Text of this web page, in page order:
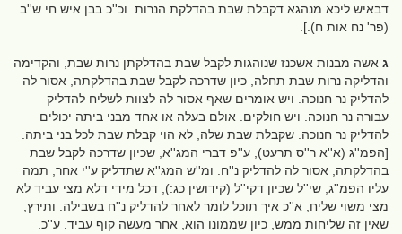
דבאיש ליכא מנהגא דקבלת שבת בהדלקת הנרות. וכ''כ בבן איש חי ש''ב
(פר' נח אות ח).].
ג אשה מבנות אשכנז שנוהגות לקבל שבת בהדלקתן נרות שבת, והקדימה
והדליקה נרות שבת תחלה, כיון שדרכה לקבל שבת בהדלקתה, אסור לה
להדליק נר חנוכה. ויש אומרים שאף אסור לה לצוות לשליח להדליק
עבורה נר חנוכה. ויש חולקים. אולם בעלה או אחד מבני ביתה יכולים
להדליק נר חנוכה. שקבלת שבת שלה, לא הוי קבלת שבת לכל בני ביתה.
[הפמ''ג (א''א ר''ס תרעט), ע''פ דברי המג''א, שכיון שדרכה לקבל שבת
בהדלקתה, אסור לה להדליק נ''ח. ומ''ש המג''א שתדליק ע''י אחר, תמה
עליו הפמ''ג, שי''ל שכיון דקי''ל (קידושין כג:), דכל מידי דלא מצי עביד לא
מצי משוי שליח, א''כ איך תוכל לומר לאחר להדליק נ''ח בשבילה. ותירץ,
שאין זה שליחות ממש, כיון שממונו הוא, אחר מעשה קוף עביד. ע''כ.